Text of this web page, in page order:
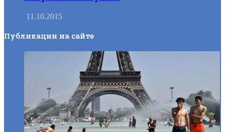
11.10.2015
Публикации на сайте